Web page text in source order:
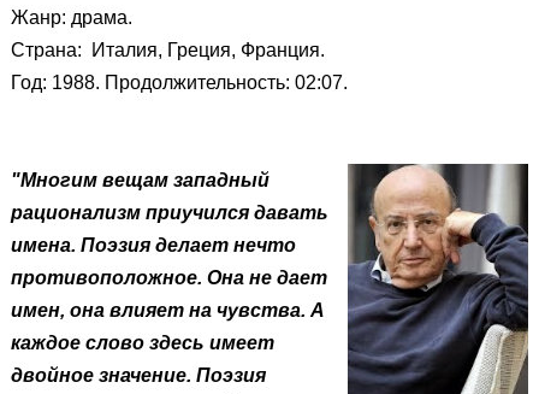
Жанр: драма.
Страна: Италия, Греция, Франция.
Год: 1988. Продолжительность: 02:07.
"Многим вещам западный
рационализм приучился давать
имена. Поэзия делает нечто
противоположное. Она не дает
имен, она влияет на чувства. А
каждое слово здесь имеет
двойное значение. Поэзия